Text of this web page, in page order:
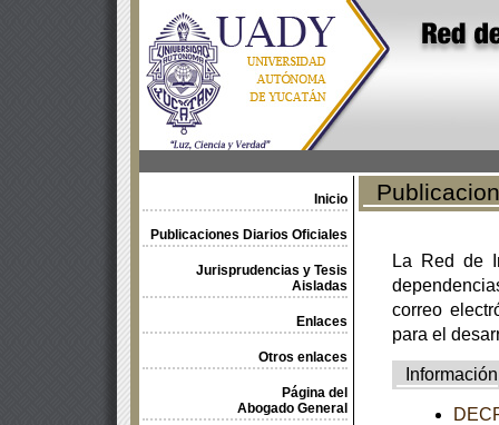
Inicio
Publicaciones Diarios Oficiales
Jurisprudencias y Tesis
Aisladas
Enlaces
Otros enlaces
Página del
Abogado General
La Red de
correo
para el
Información